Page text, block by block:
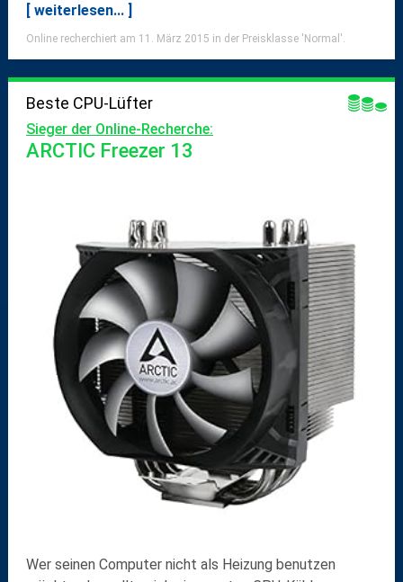
[ weiterlesen... ]
Online recherchiert am 11. März 2015 in der Preisklasse 'Normal'.
Beste CPU-Lüfter
Sieger der Online-Recherche:
ARCTIC Freezer 13
Wer seinen Computer nicht als Heizung benutzen